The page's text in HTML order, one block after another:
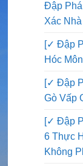
Đập Phá
TNHH
Đập
Xác
[✓ Đập
Hóc
[✓ Đập
Gò Vấp
[✓ Đập